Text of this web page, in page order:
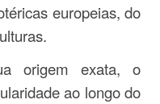
europeias, do
origem exata, o
ao longo do